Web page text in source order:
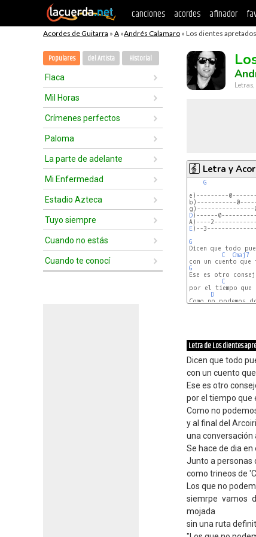
canciones acordes afinador
Acordes de Guitarra » A »Andrés Calamaro » Los dientes
Populares del Artista Historial
Flaca
Mil Horas
Crímenes perfectos
Paloma
La parte de adelante
Mi Enfermedad
Estadio Azteca
Tuyo siempre
Cuando no estás
Cuando te conocí
Letra y
G
e)---------
b)-----------
D)------
E)--
G
C Cmaj7
G
C
por el tiempo que
D
Como no podemos
Letra de Los dientes
Dicen que todo
con un cuento
Ese es otro
por el tiempo que
Como no
y al final del
una conversación
Se hace de dia
Junto a personas
como trineos de
Los que no
siemrpe vamos
mojada
sin una ruta